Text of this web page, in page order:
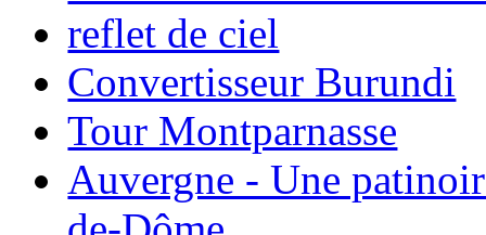
reflet de ciel
Convertisseur Burundi
Tour Montparnasse
Auvergne - Une